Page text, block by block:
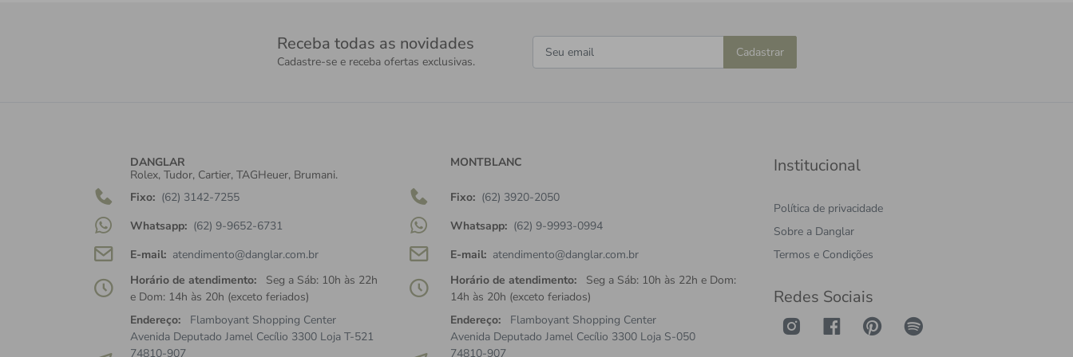
Receba todas as novidades
Cadastre-se e receba ofertas exclusivas.
Cadastrar
DANGLAR
Rolex, Tudor, Cartier, TAGHeuer, Brumani.
Fixo: (62) 3142-7255
Whatsapp: (62) 9-9652-6731
E-mail: atendimento@danglar.com.br
Horário de atendimento:
Seg a Sáb: 10h às 22h
e Dom: 14h às 20h (exceto feriados)
Endereço:
Flamboyant Shopping Center
Avenida Deputado Jamel Cecílio 3300 Loja T-521
74810-907
MONTBLANC
Fixo: (62) 3920-2050
Whatsapp: (62) 9-9993-0994
E-mail: atendimento@danglar.com.br
Horário de atendimento:
Seg a Sáb: 10h às 22h e Dom:
14h às 20h (exceto feriados)
Endereço:
Flamboyant Shopping Center
Avenida Deputado Jamel Cecílio 3300 Loja S-050
74810-907
Institucional
Política de privacidade
Sobre a Danglar
Termos e Condições
Redes Sociais